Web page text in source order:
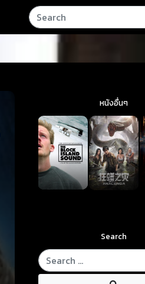
หนังอื่นๆ
Search